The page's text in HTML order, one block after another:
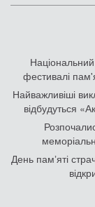
Національний
фестивалі
Найважливіші
відбудуться
День памʼяті